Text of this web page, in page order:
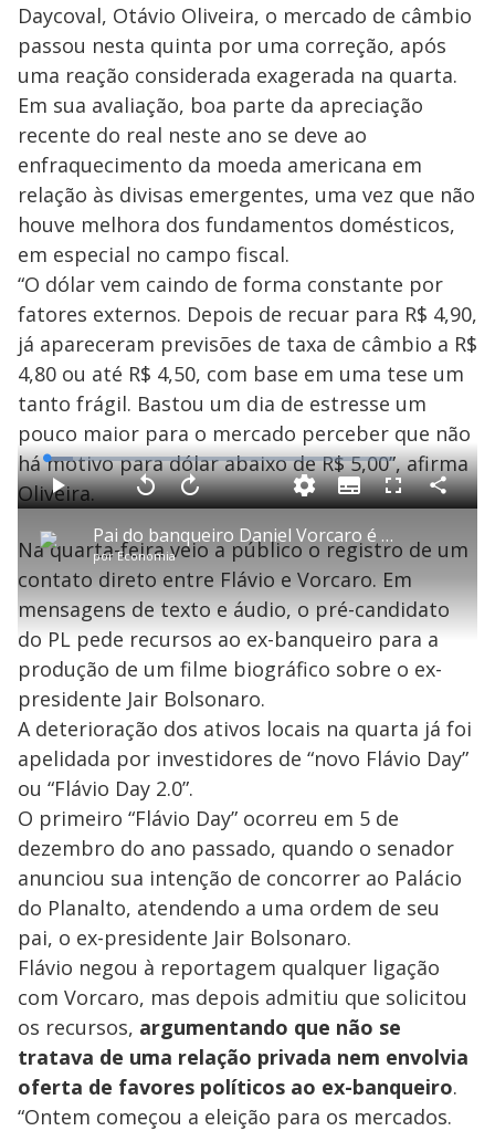
Daycoval, Otávio Oliveira, o mercado de câmbio
passou nesta quinta por uma correção, após
uma reação considerada exagerada na quarta.
Em sua avaliação, boa parte da apreciação
recente do real neste ano se deve ao
enfraquecimento da moeda americana em
relação às divisas emergentes, uma vez que não
houve melhora dos fundamentos domésticos,
em especial no campo fiscal.
“O dólar vem caindo de forma constante por
fatores externos. Depois de recuar para R$ 4,90,
já apareceram previsões de taxa de câmbio a R$
4,80 ou até R$ 4,50, com base em uma tese um
tanto frágil. Bastou um dia de estresse um
pouco maior para o mercado perceber que não
há motivo para dólar abaixo de R$ 5,00”, afirma
Oliveira.
P
l
a
y
V
i
d
e
o
Pai do banqueiro Daniel Vorcaro é preso pela Polícia Federal em Minas Gerais
porEconomia
P V
a
r
0
s
e
g
n
d
s
A
n
ç
a
r
1
0
s
e
u
n
d
o
s
M
u
o
L
o
a
d
e
.
6
%
S
u
b
i
t
l
s
F
s
c
e
e
n
C
o
a
r
a
Na quarta-feira veio a público o registro de um
contato direto entre Flávio e Vorcaro. Em
mensagens de texto e áudio, o pré-candidato
do PL pede recursos ao ex-banqueiro para a
produção de um filme biográfico sobre o ex-
presidente Jair Bolsonaro.
A deterioração dos ativos locais na quarta já foi
apelidada por investidores de “novo Flávio Day”
ou “Flávio Day 2.0”.
O primeiro “Flávio Day” ocorreu em 5 de
dezembro do ano passado, quando o senador
anunciou sua intenção de concorrer ao Palácio
do Planalto, atendendo a uma ordem de seu
pai, o ex-presidente Jair Bolsonaro.
Flávio negou à reportagem qualquer ligação
com Vorcaro, mas depois admitiu que solicitou
os recursos, argumentando que não se
tratava de uma relação privada nem envolvia
oferta de favores políticos ao ex-banqueiro.
“Ontem começou a eleição para os mercados.